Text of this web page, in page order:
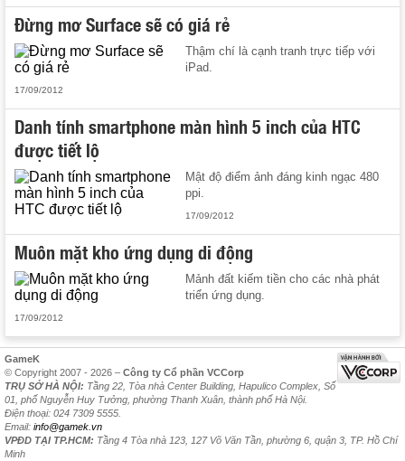
Đừng mơ Surface sẽ có giá rẻ
Thậm chí là cạnh tranh trực tiếp với
iPad.
17/09/2012
Danh tính smartphone màn hình 5 inch của HTC
được tiết lộ
Mật độ điểm ảnh đáng kinh ngạc 480
ppi.
17/09/2012
Muôn mặt kho ứng dụng di động
Mảnh đất kiếm tiền cho các nhà phát
triển ứng dụng.
17/09/2012
GameK
© Copyright 2007 - 2026 – Công ty Cổ phần VCCorp
TRỤ SỞ HÀ NỘI: Tầng 22, Tòa nhà Center Building, Hapulico Complex, Số
01, phố Nguyễn Huy Tưởng, phường Thanh Xuân, thành phố Hà Nội.
Điện thoại: 024 7309 5555.
Email: info@gamek.vn
VPĐD TẠI TP.HCM: Tầng 4 Tòa nhà 123, 127 Võ Văn Tần, phường 6, quận 3, TP. Hồ Chí
Minh